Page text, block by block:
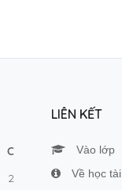
C
2
LIÊN KẾT
Vào lớp
Về học tài